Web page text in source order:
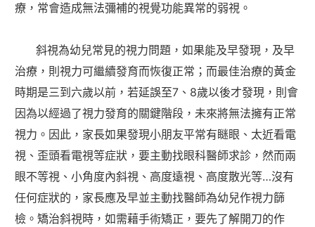
療，常會造成無法彌補的視覺功能異常的弱視。
斜視為幼兒常見的視力問題，如果能及早發現，及早
治療，則視力可繼續發育而恢復正常；而最佳治療的黃金
時期是三到六歲以前，若延誤至7、8歲以後才發現，則會
因為以經過了視力發育的關鍵階段，未來將無法擁有正常
視力。因此，家長如果發現小朋友平常有瞇眼、太近看電
視、歪頭看電視等症狀，要主動找眼科醫師求診，然而兩
眼不等視、小角度內斜視、高度遠視、高度散光等…沒有
任何症狀的，家長應及早並主動找醫師為幼兒作視力篩
檢。矯治斜視時，如需藉手術矯正，要先了解開刀的作